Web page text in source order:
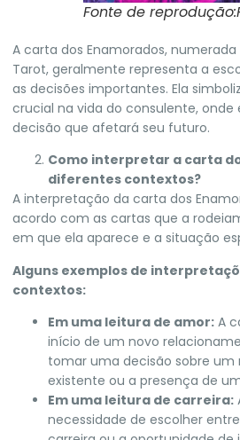
Fonte de
A carta dos Enamorados,
Tarot, geralmente representa a
as decisões importantes. Ela
crucial na vida do consulente,
decisão que afetará seu futuro.
Como interpretar a carta
diferentes contextos?
A interpretação da carta dos
acordo com as cartas que a
em que ela aparece e a situação
Alguns exemplos de
contextos:
Em uma leitura de amor: A
início de um novo
tomar uma decisão sobre
existente ou a presença de
Em uma leitura de carreira:
necessidade de escolher